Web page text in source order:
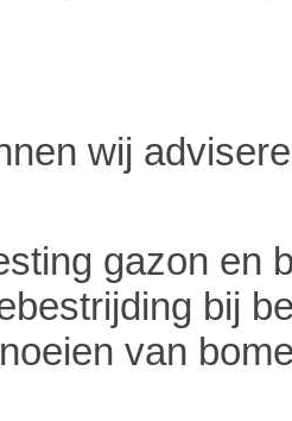
wij
gazon en
bij
van